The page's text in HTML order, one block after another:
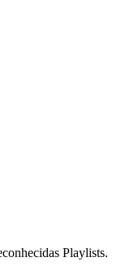
Playlists.